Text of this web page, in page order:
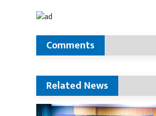
Comments
Related News